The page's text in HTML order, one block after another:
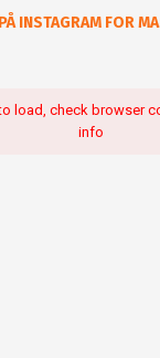
INSTAGRAM FOR
load, check browser
info